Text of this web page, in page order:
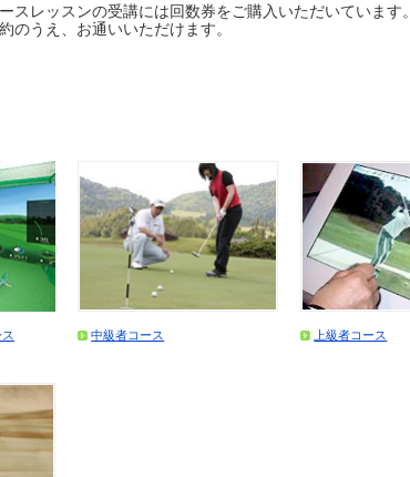
スレッスンの受講には回数券をご購入いただいています。
のうえ、お通いいただけます。
中級者コース 上級者コース